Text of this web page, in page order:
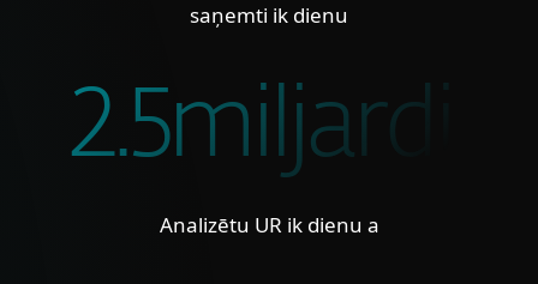
saņemti ik dienu
2.5miljardi.
Analizētu UR ik dienu a